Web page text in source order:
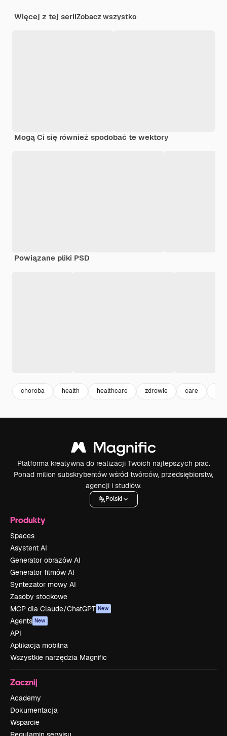
Więcej z tej seriiZobacz wszystko
Mogą Ci się również spodobać te wektory
Powiązane pliki PSD
choroba health healthcare zdrowie care
Platforma kreatywna do realizacji Twoich najlepszych prac.
Ponad milion subskrybentów wśród twórców, przedsiębiorstw,
agencji i studiów.
Polski
Produkty
Spaces
Asystent AI
Generator obrazów AI
Generator filmów AI
Syntezator mowy AI
Zasoby stockowe
MCP dla Claude/ChatGPT New
Agents New
API
Aplikacja mobilna
Wszystkie narzędzia Magnific
Zacznij
Academy
Dokumentacja
Wsparcie